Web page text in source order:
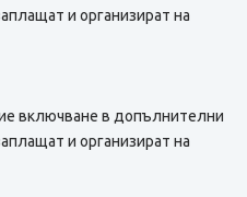
и организират на
включване в допълнителни
и организират на